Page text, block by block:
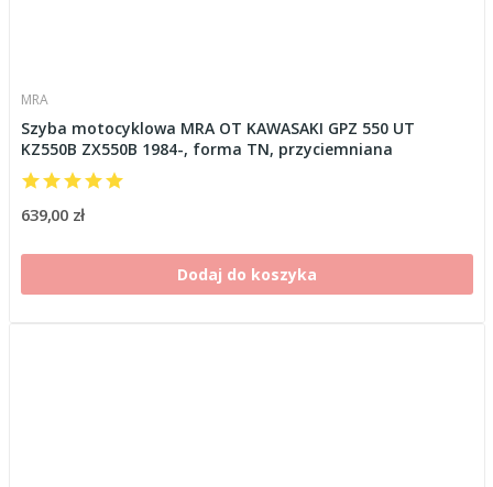
MRA
Szyba motocyklowa MRA OT KAWASAKI GPZ 550 UT
KZ550B ZX550B 1984-, forma TN, przyciemniana
639,00 zł
Dodaj do koszyka